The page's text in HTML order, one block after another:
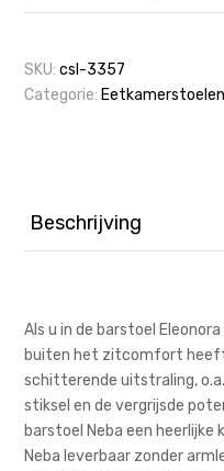
SKU:csl-3357
Categorie: Eetkamerstoelen
Beschrijving
Als u in de barstoel
buiten het zitcomfort heeft
schitterende uitstraling,
stiksel en de vergrijsde
barstoel Neba een heerlijke
Neba leverbaar zonder